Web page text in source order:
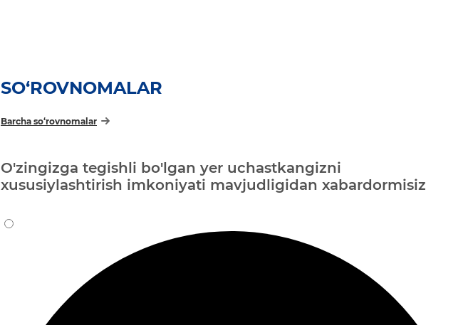
SO‘ROVNOMALAR
Barcha so‘rovnomalar
O'zingizga tegishli bo'lgan yer uchastkangizni
xususiylashtirish imkoniyati mavjudligidan xabardormisiz